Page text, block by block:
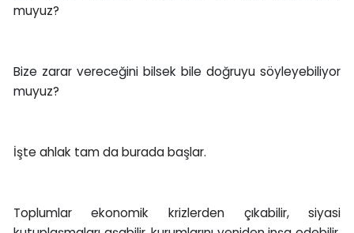
muyuz?
Bize zarar vereceğini bilsek bile doğruyu söyleyebiliyor
muyuz?
İşte ahlak tam da burada başlar.
Toplumlar ekonomik krizlerden çıkabilir, siyasi